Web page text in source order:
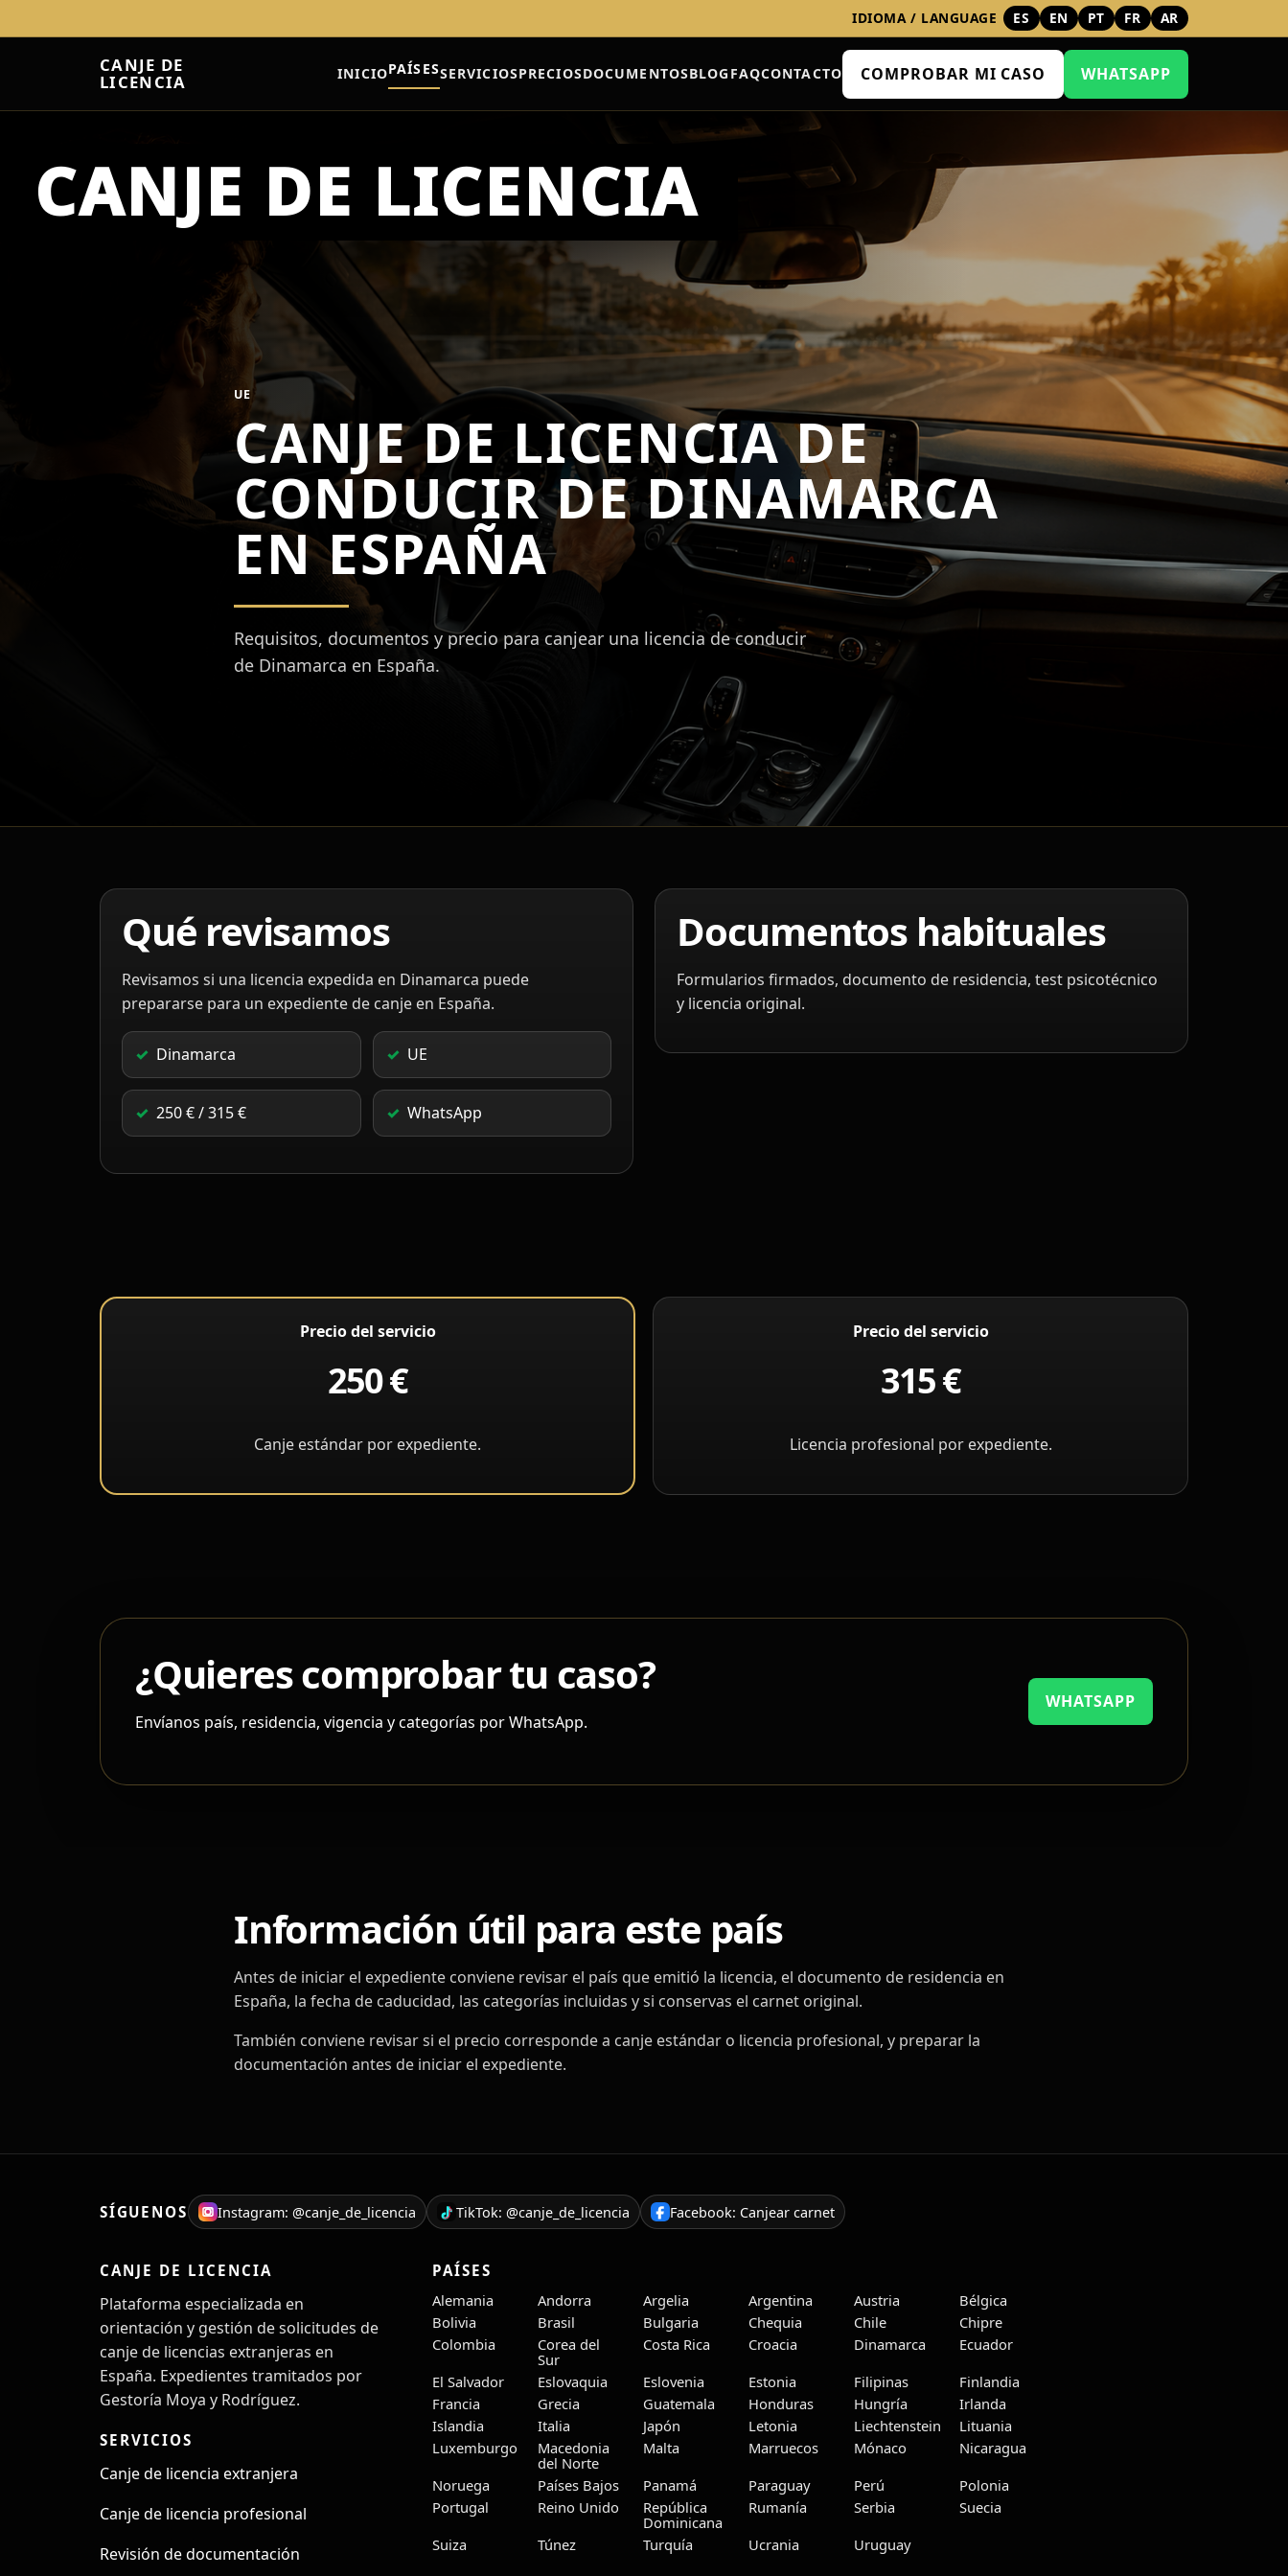
IDIOMA / LANGUAGE ES EN PT FR AR
CANJE DE
LICENCIA INICIOPAÍSESSERVICIOSPRECIOSDOCUMENTOSBLOG FAQCONTACTO COMPROBAR MI CASO WHATSAPP
UE
CANJE DE LICENCIA DE
CONDUCIR DE DINAMARCA
EN ESPAÑA
Requisitos, documentos y precio para canjear una licencia de conducir
de Dinamarca en España.
Qué revisamos
Revisamos si una licencia expedida en Dinamarca puede
prepararse para un expediente de canje en España.
Dinamarca UE
250 € / 315 € WhatsApp
Documentos habituales
Formularios firmados, documento de residencia, test psicotécnico
y licencia original.
Precio del servicio
250 €
Canje estándar por expediente.
Precio del servicio
315 €
Licencia profesional por expediente.
¿Quieres comprobar tu caso?
Envíanos país, residencia, vigencia y categorías por WhatsApp.
WHATSAPP
Información útil para este país
Antes de iniciar el expediente conviene revisar el país que emitió la licencia, el documento de residencia en
España, la fecha de caducidad, las categorías incluidas y si conservas el carnet original.
También conviene revisar si el precio corresponde a canje estándar o licencia profesional, y preparar la
documentación antes de iniciar el expediente.
SÍGUENOS Instagram: @canje_de_licencia TikTok: @canje_de_licencia Facebook: Canjear carnet
CANJE DE LICENCIA
Plataforma especializada en
orientación y gestión de solicitudes de
canje de licencias extranjeras en
España. Expedientes tramitados por
Gestoría Moya y Rodríguez.
SERVICIOS
Canje de licencia extranjera
Canje de licencia profesional
Revisión de documentación
PAÍSES
Alemania
Andorra Argelia Argentina Austria
Bélgica
Bolivia
Brasil Bulgaria Chequia Chile
Chipre
Colombia
Corea del
Sur
Costa Rica Croacia Dinamarca
Ecuador
El Salvador
Eslovaquia Eslovenia Estonia Filipinas
Finlandia
Francia
Grecia Guatemala Honduras Hungría
Irlanda
Islandia
Italia Japón Letonia Liechtenstein
Lituania
Luxemburgo
Macedonia
del Norte
Malta Marruecos Mónaco
Nicaragua
Noruega
Países Bajos Panamá Paraguay Perú
Polonia
Portugal
Reino Unido
República
Dominicana
Rumanía Serbia
Suecia
Suiza
Túnez Turquía Ucrania Uruguay